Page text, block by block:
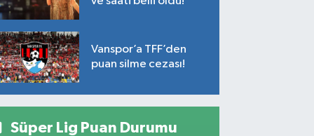
Vanspor’a TFF’den
puan silme cezası!
Süper Lig Puan Durumu